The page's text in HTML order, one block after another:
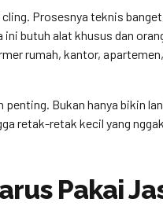
Prosesnya teknis
butuh alat khusus dan
rumah, kantor,
Bukan hanya bikin
retak-retak kecil yang
Pakai